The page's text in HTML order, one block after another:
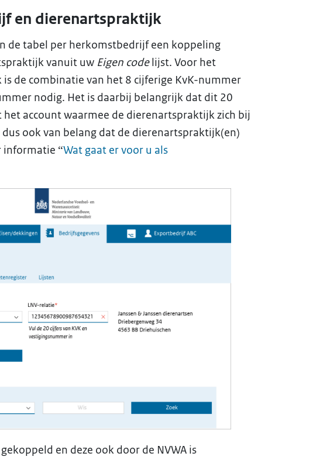
en dierenartspraktijk
de tabel per herkomstbedrijf een koppeling
vanuit uw Eigen codelijst. Voor het
de combinatie van het 8 cijferige KvK-nummer
nodig. Het is daarbij belangrijk dat dit 20
account waarmee de dierenartspraktijk zich bij
ook van belang dat de dierenartspraktijk(en)
informatie “Wat gaat er voor u als
en deze ook door de NVWA is